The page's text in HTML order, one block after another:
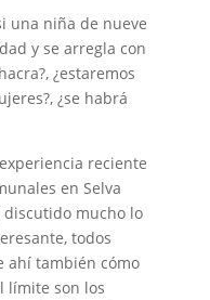
una niña de nueve
y se arregla con
¿estaremos
¿se habrá
reciente
en Selva
mucho lo
todos
ahí también cómo
límite son los